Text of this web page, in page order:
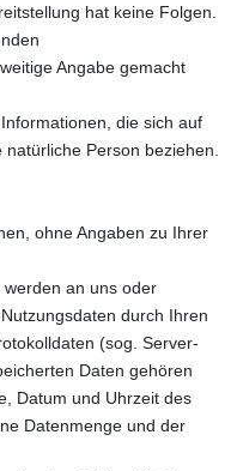
hat keine Folgen.
Angabe gemacht
die sich auf
Person beziehen.
ohne Angaben zu Ihrer
an uns oder
durch Ihren
(sog. Server-
Daten gehören
Datum und Uhrzeit des
Datenmenge und der